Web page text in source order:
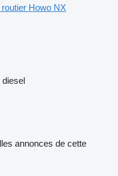
Howo NX
diesel
annonces de cette